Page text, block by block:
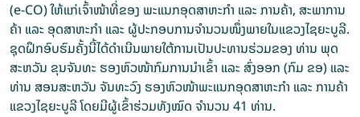
(e-CO) ໃຫ້​​ແກ່​ເຈົ້າ​ໜ້າ​ທີ່​ຂອງ ພະ​ແນກ​ອຸດ​ສາ​ຫະ​ກຳ ແລະ ການ​ຄ້າ, ສະ​ພາ​ການ​
ຄ້າ ແລະ ອຸດ​ສາ​ຫະກຳ ແລະ ຜູ້​ປະ​ກອບ​ການ​ຈຳ​ນວນ​ໜຶ່ງ​ພາຍ​ໃນ​ແຂວງໄຊ​ຍະ​ບູ​ລີ.
ຊຸດຝຶກອົບຮົມຄັ້ງ​ນີ້ໄດ້ດຳເນີນພາຍໃຕ້ການເປັນປະທານ​ຮ່ວມຂອງ ທ່ານ ພຸດ​
ສະ​ຫວັນ ຂຸນ​ຈັນ​ທະ ຮອງຫົວໜ້າກົມກ​ານ​ນຳ​ເຂົ້າ ແລະ ສົ່ງ​ອອກ (ກົມ ຂອ) ແລະ
ທ່ານ ສອນ​ສະ​ຫວັນ ຈັນ​ທະ​ວົງ ຮອງຫົວໜ້າພະແນກອຸດສາຫະ​ກຳ ແລະ ການ​ຄ້າ​
ແຂວງ​ໄຊ​ຍະ​ບູ​ລີ ໂດຍມີຜູ້ເຂົ້າຮ່ວມທັງໝົດ ຈຳ​ນວນ 41 ທ່ານ.